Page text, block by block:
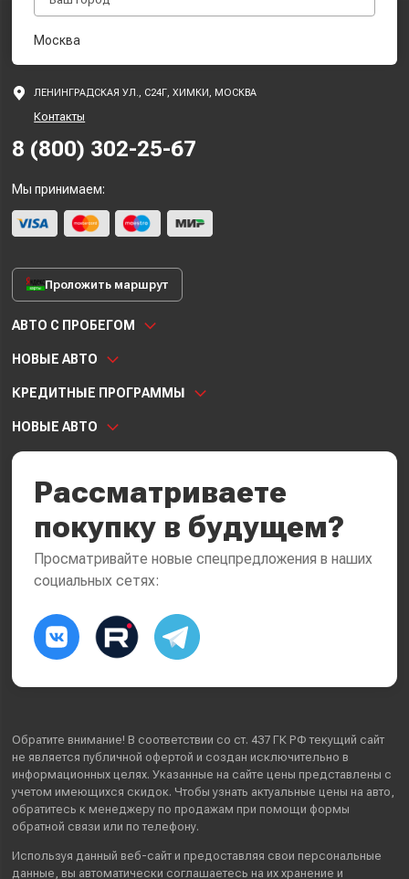
Москва
ЛЕНИНГРАДСКАЯ УЛ., С24Г, ХИМКИ, МОСКВА
Контакты
8 (800) 302-25-67
Мы принимаем:
Проложить маршрут
АВТО С ПРОБЕГОМ
НОВЫЕ АВТО
КРЕДИТНЫЕ ПРОГРАММЫ
НОВЫЕ АВТО
Рассматриваете
покупку в будущем?
Просматривайте новые спецпредложения в наших
социальных сетях:
Обратите внимание! В соответствии со ст. 437 ГК РФ текущий сайт
не является публичной офертой и создан исключительно в
информационных целях. Указанные на сайте цены представлены с
учетом имеющихся скидок. Чтобы узнать актуальные цены на авто,
обратитесь к менеджеру по продажам при помощи формы
обратной связи или по телефону.
Используя данный веб-сайт и предоставляя свои персональные
данные , вы автоматически соглашаетесь на их хранение и